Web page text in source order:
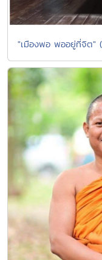
"เมืองพอ พออยู่ที่จิต"